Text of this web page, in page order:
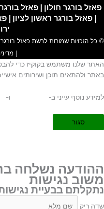
פאזל בורגר חולון פאזל
פאזל בורגר ראשון לציון
© כל הזכויות שמורות לרשת פאזל בורגר
האתר שלנו משתמש בקוקיז כדי
באתר ולהתאים תוכן ושירותים
למידע נוסף עייני ב- ו-
סגור
ההודעה נשלחה
משוב נגישות
נתקלתם בבעיית
שדה ריק